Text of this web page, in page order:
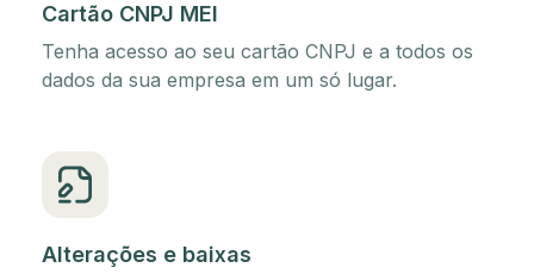
Cartão CNPJ MEI
Tenha acesso ao seu cartão CNPJ e a todos os
dados da sua empresa em um só lugar.
Alterações e baixas